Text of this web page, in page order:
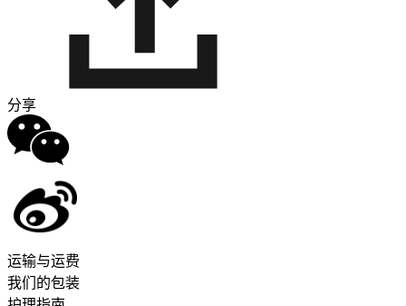
分享
运输与运费
我们的包装